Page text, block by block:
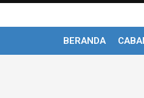
BERANDA